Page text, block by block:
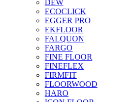
DEW
ECOCLICK
EGGER PRO
EKFLOOR
FALQUON
FARGO
FINE FLOOR
FINEFLEX
FIRMFIT
FLOORWOOD
HARO